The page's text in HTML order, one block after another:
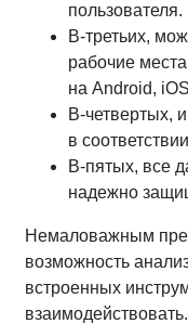
пользователя.
В-третьих,
рабочие
на Android,
В-четвертых,
в
В-пятых, все
надежно
Немаловажным
возможность
встроенных